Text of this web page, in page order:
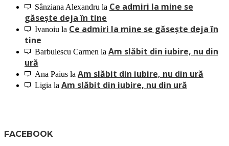
Sânziana Alexandru la Ce admiri la mine se
găsește deja în tine
Ivanoiu la Ce admiri la mine se găsește deja în
tine
Barbulescu Carmen la Am slăbit din iubire, nu din
ură
Ana Paius la Am slăbit din iubire, nu din ură
Ligia la Am slăbit din iubire, nu din ură
FACEBOOK